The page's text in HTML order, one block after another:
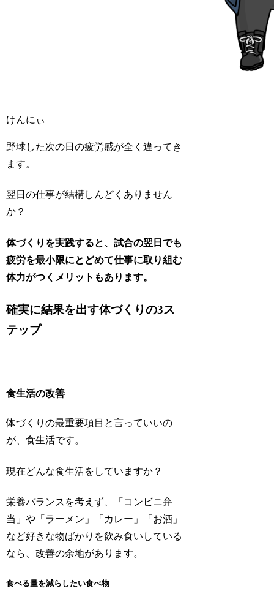
けんにぃ
野球した次の日の疲労感が全く違ってき
ます。
翌日の仕事が結構しんどくありません
か？
体づくりを実践すると、試合の翌日でも
疲労を最小限にとどめて仕事に取り組む
体力がつくメリットもあります。
確実に結果を出す体づくりの3ス
テップ
食生活の改善
体づくりの最重要項目と言っていいの
が、食生活です。
現在どんな食生活をしていますか？
栄養バランスを考えず、「コンビニ弁
当」や「ラーメン」「カレー」「お酒」
など好きな物ばかりを飲み食いしている
なら、改善の余地があります。
食べる量を減らしたい食べ物